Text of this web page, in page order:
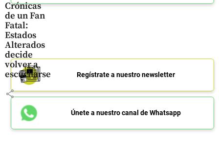
Crónicas
de un Fan
Fatal:
Estados
Alterados
decide
volver a
escucharse
share
Regístrate a nuestro newsletter
Únete a nuestro canal de Whatsapp